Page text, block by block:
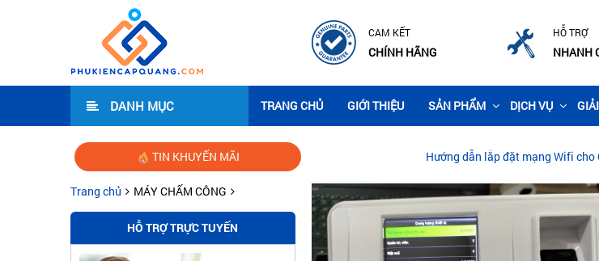
CAM KẾT
CHÍNH HÃNG
HỖ TRỢ
NHANH
DANH MỤC TRANG CHỦ GIỚI THIỆU SẢN PHẨM DỊCH VỤ
TIN KHUYẾN MÃI Hướng dẫn lắp đặt mạng Wifi cho Công ty Văn Phòng
Trang chủ MÁY CHẤM CÔNG
HỖ TRỢ TRỰC TUYẾN